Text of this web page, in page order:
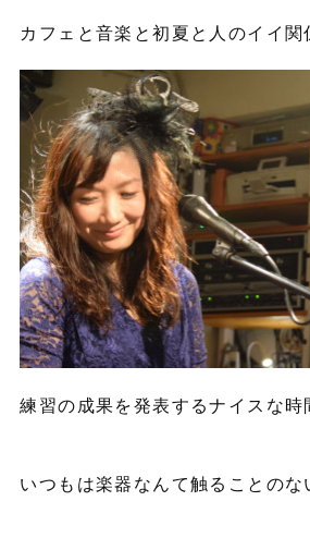
カフェと音楽と初夏と人のイイ関
練習の成果を発表するナイスな時
いつもは楽器なんて触ることのな